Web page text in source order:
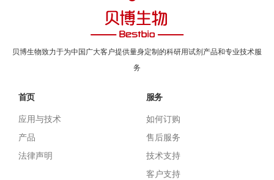
贝博生物致力于为中国广大客户提供量身定制的科研用试剂产品和专业技术服
务
首页
应用与技术
产品
法律声明
服务
如何订购
售后服务
技术支持
客户支持